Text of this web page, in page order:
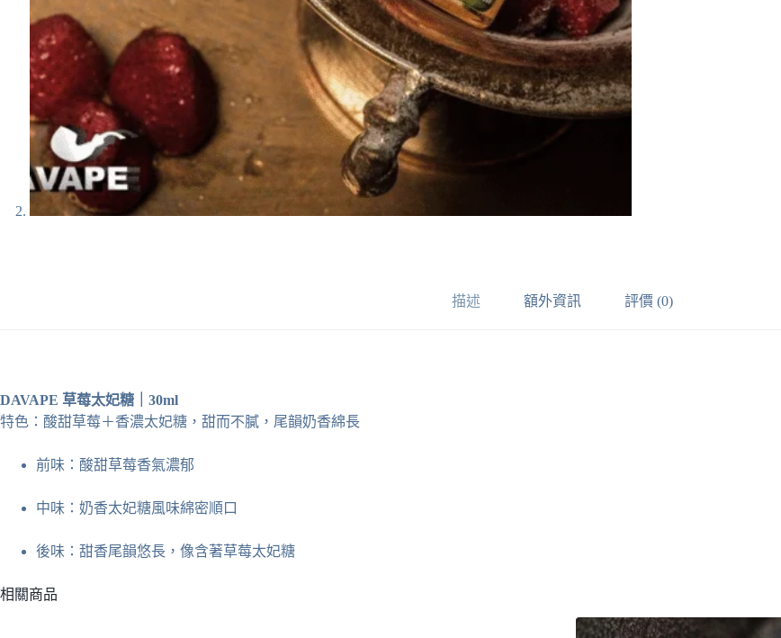
描述 額外資訊 評價 (0)
DAVAPE 草莓太妃糖｜30ml
特色：酸甜草莓＋香濃太妃糖，甜而不膩，尾韻奶香綿長
前味：酸甜草莓香氣濃郁
中味：奶香太妃糖風味綿密順口
後味：甜香尾韻悠長，像含著草莓太妃糖
相關商品